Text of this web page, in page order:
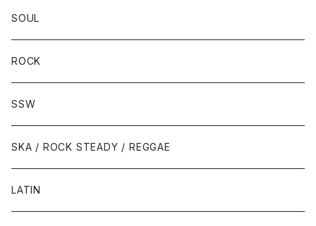
SOUL
ROCK
SSW
SKA / ROCK STEADY / REGGAE
LATIN